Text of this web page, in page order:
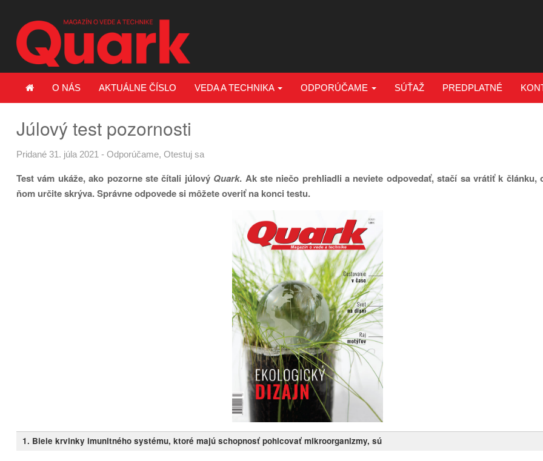
O NÁS AKTUÁLNE ČÍSLO VEDA A TECHNIKA ODPORÚČAME SÚŤAŽ PREDPLATNÉ
Júlový test pozornosti
Pridané 31. júla 2021 - Odporúčame, Otestuj sa
Test vám ukáže, ako pozorne ste čítali júlový Quark. Ak ste niečo prehliadli a neviete odpovedať, stačí sa vrátiť k článku,
ňom určite skrýva. Správne odpovede si môžete overiť na konci testu.
1. Biele krvinky imunitného systému, ktoré majú schopnosť pohlcovať mikroorganizmy, sú